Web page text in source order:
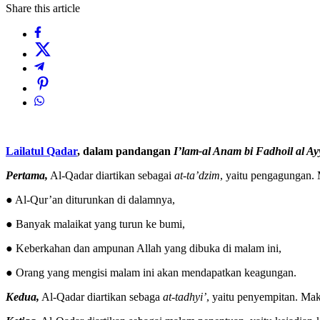
Share this article
Lailatul Qadar, dalam pandangan I’lam-al Anam bi Fadhoil al
Pertama, Al-Qadar diartikan sebagai at-ta’dzim, yaitu pengagungan.
● Al-Qur’an diturunkan di dalamnya,
● Banyak malaikat yang turun ke bumi,
● Keberkahan dan ampunan Allah yang dibuka di malam ini,
● Orang yang mengisi malam ini akan mendapatkan keagungan.
Kedua, Al-Qadar diartikan sebaga at-tadhyi’, yaitu penyempitan.